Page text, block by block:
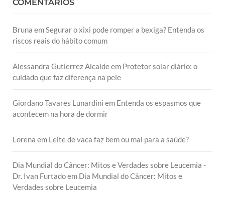
COMENTÁRIOS
Bruna emSegurar o xixi pode romper a bexiga? Entenda os
riscos reais do hábito comum
Alessandra Gutierrez Alcaldeem Protetor solar diário: o
cuidado que faz diferença na pele
Giordano Tavares Lunardini em Entenda os espasmos que
acontecem na hora de dormir
Lorena em Leite de vaca faz bem ou mal para a saúde?
Dia Mundial do Câncer: Mitos e Verdades sobre Leucemia -
Dr. Ivan Furtadoem Dia Mundial do Câncer: Mitos e
Verdades sobre Leucemia